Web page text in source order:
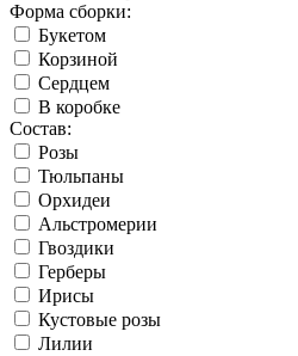
Форма сборки:
Букетом
Корзиной
Сердцем
В коробке
Состав:
Розы
Тюльпаны
Орхидеи
Альстромерии
Гвоздики
Герберы
Ирисы
Кустовые розы
Лилии